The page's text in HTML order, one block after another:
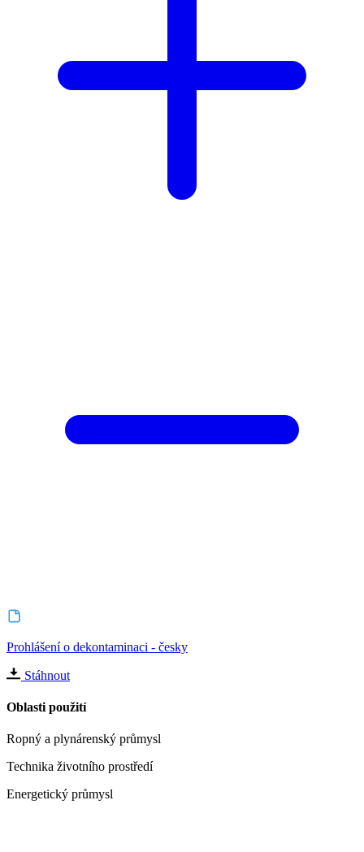
Prohlášení o dekontaminaci - česky
Stáhnout
Oblasti použití
Ropný a plynárenský průmysl
Technika životního prostředí
Energetický průmysl